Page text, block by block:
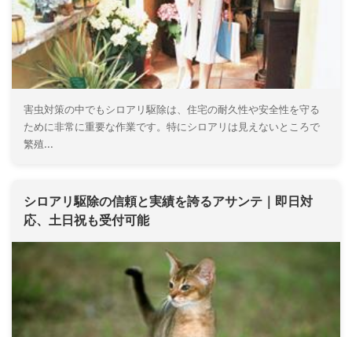
害虫対策の中でもシロアリ駆除は、住宅の耐久性や安全性を守る
ために非常に重要な作業です。特にシロアリは見えないところで
繁殖...
シロアリ駆除の信頼と実績を誇るアサンテ｜即日対
応、土日祝も受付可能